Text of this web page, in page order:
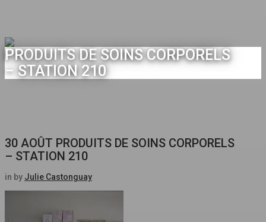
PRODUITS DE SOINS CORPORELS
– STATION 210
30 AOÛT PRODUITS DE SOINS CORPORELS
– STATION 210
in by Julie Castonguay